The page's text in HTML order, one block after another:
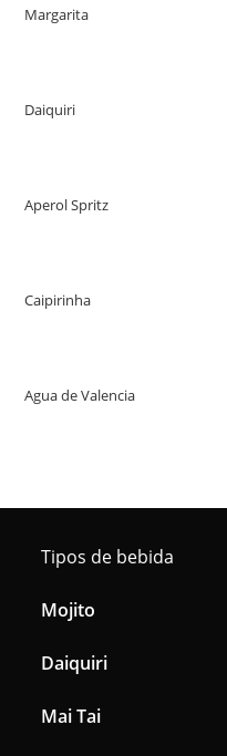
Margarita
Daiquiri
Aperol Spritz
Caipirinha
Agua de Valencia
Tipos de bebida
Mojito
Daiquiri
Mai Tai